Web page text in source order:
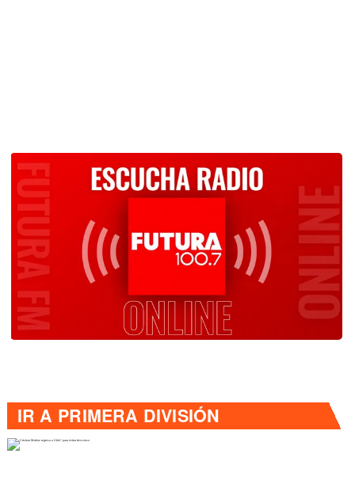
IR A PRIMERA DIVISIÓN